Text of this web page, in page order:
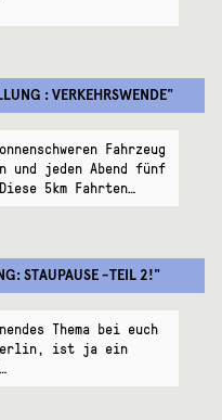
: VERKEHRSWENDE"
Fahrzeug
und jeden Abend fünf
5km Fahrten…
STAUPAUSE -TEIL 2!"
Thema bei euch
ist ja ein